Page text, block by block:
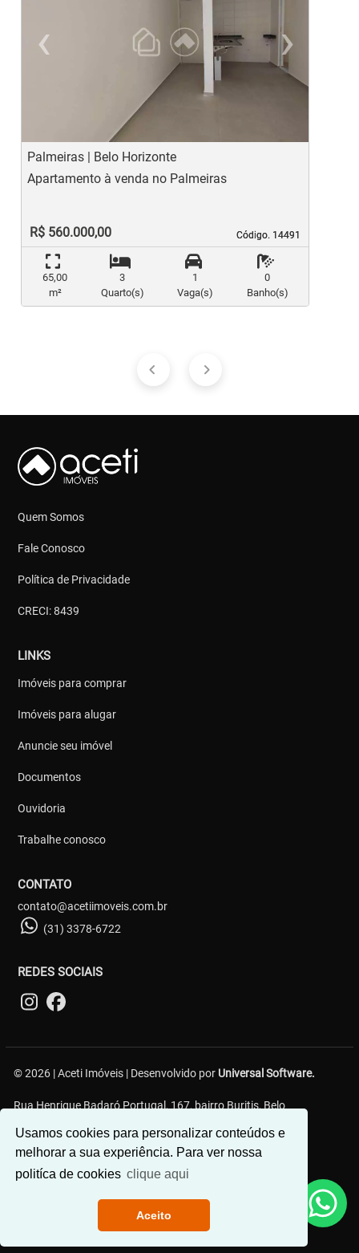
Usamos cookies para personalizar conteúdos e
melhorar a sua experiência. Para ver nossa
politíca de cookies clique aqui
Aceito
‹
Previous
›
Palmeiras | Belo Horizonte
Código. 14491
Código. 14491
Apartamento à venda no Palmeiras
R$ 560.000,00
65,00
m²
3
Quarto(s)
1
Vaga(s)
0
Banho(s)
Quem Somos
Fale Conosco
Política de Privacidade
CRECI: 8439
LINKS
Imóveis para comprar
Imóveis para alugar
Anuncie seu imóvel
Documentos
Ouvidoria
Trabalhe conosco
CONTATO
contato@acetiimoveis.com.br
(31) 3378-6722
REDES SOCIAIS
© 2026 | Aceti Imóveis | Desenvolvido por Universal Software.
Rua Henrique Badaró Portugal, 167, bairro Buritis, Belo